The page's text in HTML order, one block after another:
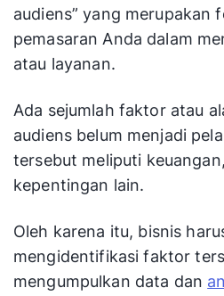
audiens” yang merupakan
pemasaran Anda dalam
atau layanan.
Ada sejumlah faktor atau
audiens belum menjadi
tersebut meliputi
kepentingan lain.
Oleh karena itu, bisnis
mengidentifikasi faktor
mengumpulkan data dan